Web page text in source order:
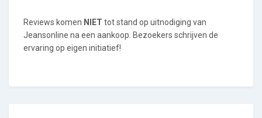
Reviews komen NIET tot stand op uitnodiging van
Jeansonline na een aankoop. Bezoekers schrijven de
ervaring op eigen initiatief!